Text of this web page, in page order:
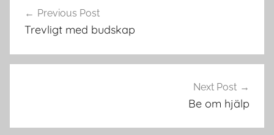
navigation
Previous Post
Trevligt med budskap
Next Post
Be om hjälp